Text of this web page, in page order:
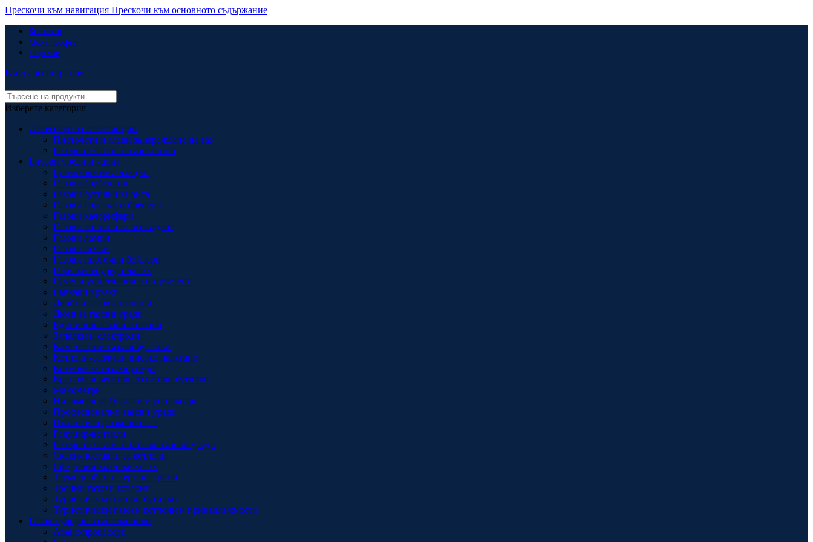
Прескочи към навигация Прескочи към основното съдържание
Контакти
Моят профил
Поръчки
Вход / регистрация
Изберете категория
Аксесоари за газостанции
Пистолети и глави за зареждане на газ
Резервни части за газстанции
Битови уреди и части
Бутилкови инсталации
Газови барбекюта
Газови бутилки за бита
Газови горелки и бренери
Газови калорифери
Газови котлони за вграждане
Газови лампи
Газови печки
Газови проточни бойлери
Горелки за уреди на газ
Гумени уплътнения и о-пръстени
Гъвкави връзки
Двойни газови котлони
Дюзи за газови уреди
Единични газови котлони
Запалки и електроди
Композитни газови бутилки
Котлони-саджаци високо налягане
Кранове за газови уреди
Кранове и вентили за газови бутилки
Манометри
Нивомери за бутилки и резервоари
Професионални газови уреди
Пълнители,флакони с газ
Редуцир-вентили
Резервни части за битови газови уреди
Скари-поставки за котлони
Сферични кранове за газ
Термодвойки и термопатрони
Тройни газови котлони
Туристически газови бутилки
Туристически газови котлони и принадлежности
Газови уредби за автомобили
Аванс-процесори